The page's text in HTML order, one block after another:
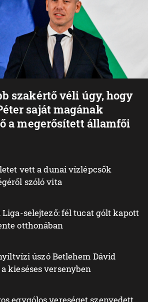
szakértő véli úgy, hogy
saját magának
a megerősített államfői
vett a dunai vízlépcsők
szóló vita
selejtező: fél tucat gólt kapott
otthonában
úszó Betlehem Dávid
kieséses versenyben